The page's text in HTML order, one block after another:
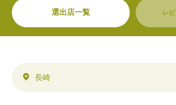
選出店一覧 レ
長崎